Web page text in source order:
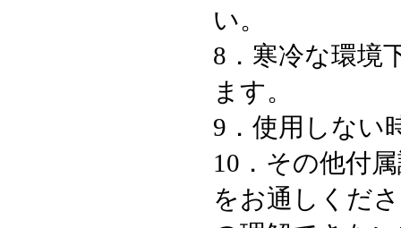
い。
8．寒冷な環境
ます。
9．使用しない
10．その他付
をお通しくだ